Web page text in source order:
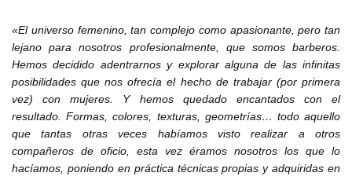
«El universo femenino, tan complejo como apasionante, pero tan
lejano para nosotros profesionalmente, que somos barberos.
Hemos decidido adentrarnos y explorar alguna de las infinitas
posibilidades que nos ofrecía el hecho de trabajar (por primera
vez) con mujeres. Y hemos quedado encantados con el
resultado. Formas, colores, texturas, geometrías… todo aquello
que tantas otras veces habíamos visto realizar a otros
compañeros de oficio, esta vez éramos nosotros los que lo
hacíamos, poniendo en práctica técnicas propias y adquiridas en